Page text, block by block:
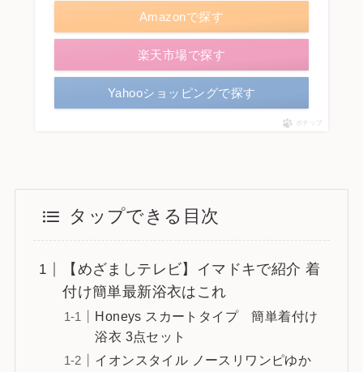
Amazonで探す
楽天市場で探す
Yahooショッピングで探す
ポチップ
タップできる目次
【めざましテレビ】イマドキで紹介 着
付け簡単最新浴衣はこれ
Honeys スカートタイプ 簡単着付け
浴衣 3点セット
イオンスタイル ノースリワンピゆか